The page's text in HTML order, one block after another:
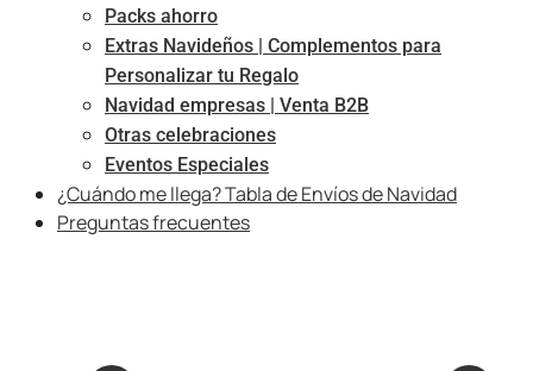
Packs ahorro
Extras Navideños | Complementos para
Personalizar tu Regalo
Navidad empresas | Venta B2B
Otras celebraciones
Eventos Especiales
¿Cuándo me llega? Tabla de Envíos de Navidad
Preguntas frecuentes